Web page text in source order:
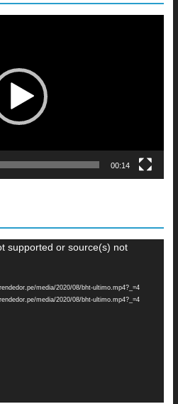
00:14
supported or source(s) not
media/2020/08/bht-ultimo.mp4?_=4
media/2020/08/bht-ultimo.mp4?_=4